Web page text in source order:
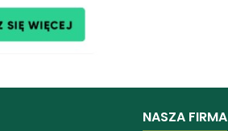
NASZA FIRMA